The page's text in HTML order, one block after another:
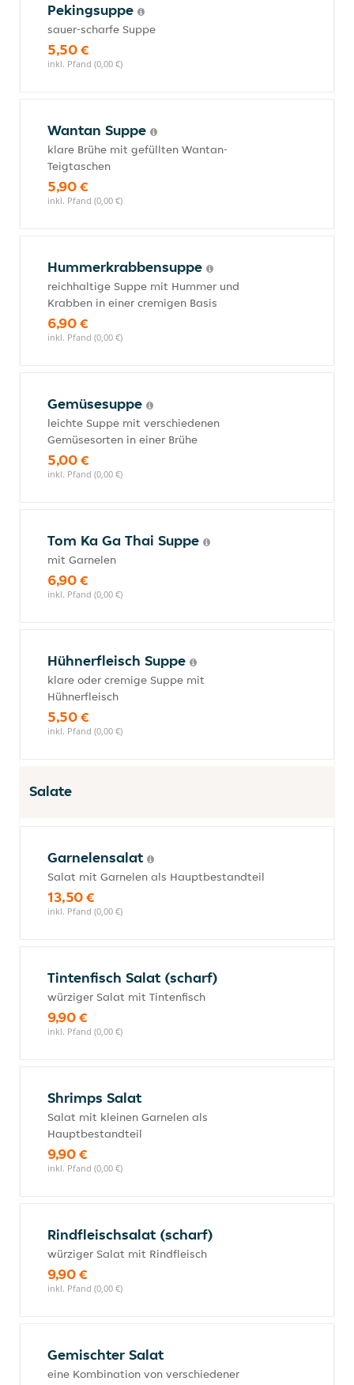
Pekingsuppe
sauer-scharfe Suppe
5,50 €
inkl. Pfand (0,00 €)
Wantan Suppe
klare Brühe mit gefüllten Wantan-
Teigtaschen
5,90 €
inkl. Pfand (0,00 €)
Hummerkrabbensuppe
reichhaltige Suppe mit Hummer und
Krabben in einer cremigen Basis
6,90 €
inkl. Pfand (0,00 €)
Gemüsesuppe
leichte Suppe mit verschiedenen
Gemüsesorten in einer Brühe
5,00 €
inkl. Pfand (0,00 €)
Tom Ka Ga Thai Suppe
mit Garnelen
6,90 €
inkl. Pfand (0,00 €)
Hühnerfleisch Suppe
klare oder cremige Suppe mit
Hühnerfleisch
5,50 €
inkl. Pfand (0,00 €)
Salate
Garnelensalat
Salat mit Garnelen als Hauptbestandteil
13,50 €
inkl. Pfand (0,00 €)
Tintenfisch Salat (scharf)
würziger Salat mit Tintenfisch
9,90 €
inkl. Pfand (0,00 €)
Shrimps Salat
Salat mit kleinen Garnelen als
Hauptbestandteil
9,90 €
inkl. Pfand (0,00 €)
Rindfleischsalat (scharf)
würziger Salat mit Rindfleisch
9,90 €
inkl. Pfand (0,00 €)
Gemischter Salat
eine Kombination von verschiedener